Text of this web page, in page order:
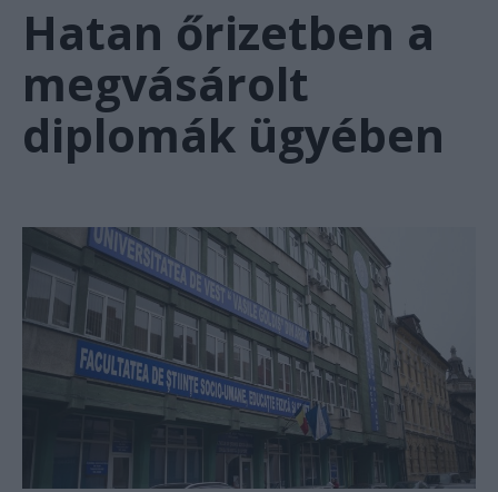
Hatan őrizetben a
megvásárolt
diplomák ügyében